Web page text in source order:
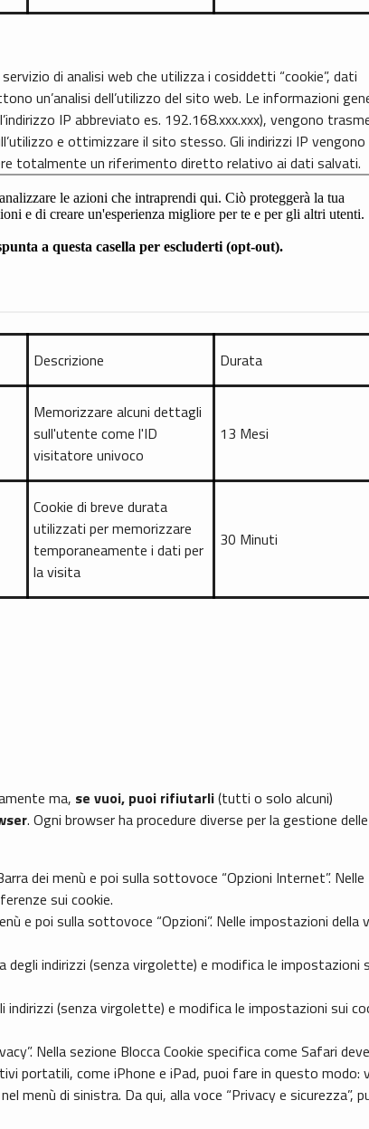
di analisi web che utilizza i cosiddetti “cookie”, dati
un’analisi dell’utilizzo del sito web. Le informazioni
IP abbreviato es. 192.168.xxx.xxx), vengono
e ottimizzare il sito stesso. Gli indirizzi IP vengono
totalmente un riferimento diretto relativo ai dati salvati.
Descrizione Durata
Memorizzare alcuni dettagli
sull'utente come l'ID
visitatore univoco
13 Mesi
Cookie di breve durata
utilizzati per memorizzare
temporaneamente i dati per
la visita
30 Minuti
ma, se vuoi, puoi rifiutarli(tutti o solo alcuni)
. Ogni browser ha procedure diverse per la gestione delle
dei menù e poi sulla sottovoce “Opzioni Internet”. Nelle
sui cookie.
e poi sulla sottovoce “Opzioni”. Nelle impostazioni della
indirizzi (senza virgolette) e modifica le impostazioni
(senza virgolette) e modifica le impostazioni sui
Nella sezione Blocca Cookie specifica come Safari deve
portatili, come iPhone e iPad, puoi fare in questo modo:
menù di sinistra. Da qui, alla voce “Privacy e sicurezza”,